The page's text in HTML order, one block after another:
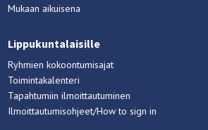
Mukaan aikuisena
Lippukuntalaisille
Ryhmien kokoontumisajat
Toimintakalenteri
Tapahtumiin ilmoittautuminen
Ilmoittautumisohjeet/How to sign in